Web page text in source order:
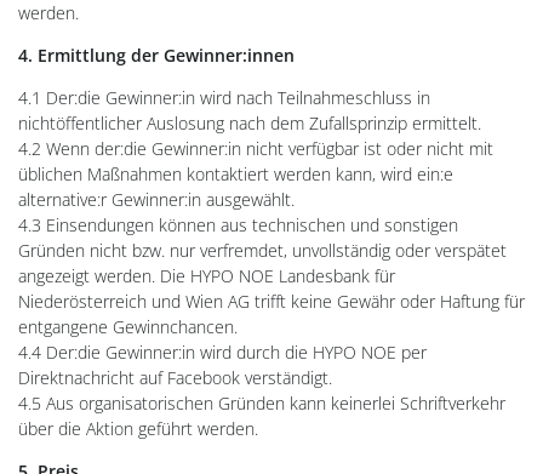
werden.
4. Ermittlung der Gewinner:innen
4.1 Der:die Gewinner:in wird nach Teilnahmeschluss in
nichtöffentlicher Auslosung nach dem Zufallsprinzip ermittelt.
4.2 Wenn der:die Gewinner:in nicht verfügbar ist oder nicht mit
üblichen Maßnahmen kontaktiert werden kann, wird ein:e
alternative:r Gewinner:in ausgewählt.
4.3 Einsendungen können aus technischen und sonstigen
Gründen nicht bzw. nur verfremdet, unvollständig oder verspätet
angezeigt werden. Die HYPO NOE Landesbank für
Niederösterreich und Wien AG trifft keine Gewähr oder Haftung für
entgangene Gewinnchancen.
4.4 Der:die Gewinner:in wird durch die HYPO NOE per
Direktnachricht auf Facebook verständigt.
4.5 Aus organisatorischen Gründen kann keinerlei Schriftverkehr
über die Aktion geführt werden.